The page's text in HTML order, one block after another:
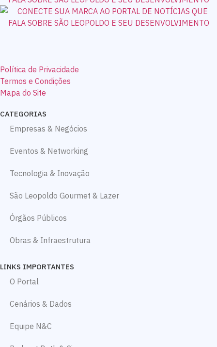
Política de Privacidade
Termos e Condições
Mapa do Site
CATEGORIAS
Empresas & Negócios
Eventos & Networking
Tecnologia & Inovação
São Leopoldo Gourmet & Lazer
Órgãos Públicos
Obras & Infraestrutura
LINKS IMPORTANTES
O Portal
Cenários & Dados
Equipe N&C